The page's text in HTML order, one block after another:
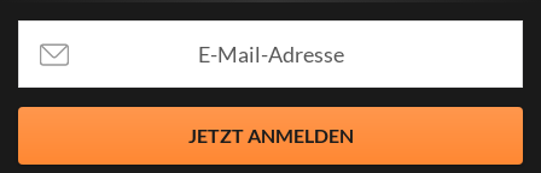
JETZT ANMELDEN